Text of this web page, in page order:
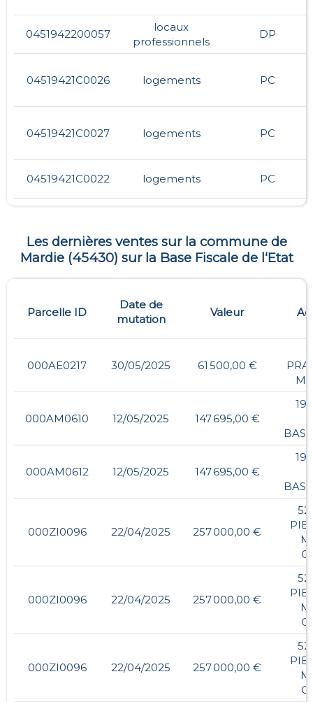
0451942200057
locaux
professionnels
DP
04519421C0026 logements PC
04519421C0027 logements PC
04519421C0022 logements PC
Les dernières ventes sur la commune de
Mardie(45430) sur la Base Fiscale de l‘Etat
Parcelle ID
Date de
mutation
Valeur
000AE0217 30/05/2025 61 500,00 €
000AM0610 12/05/2025 147 695,00 €
000AM0612 12/05/2025 147 695,00 €
000ZI0096 22/04/2025 257 000,00 €
000ZI0096 22/04/2025 257 000,00 €
000ZI0096 22/04/2025 257 000,00 €